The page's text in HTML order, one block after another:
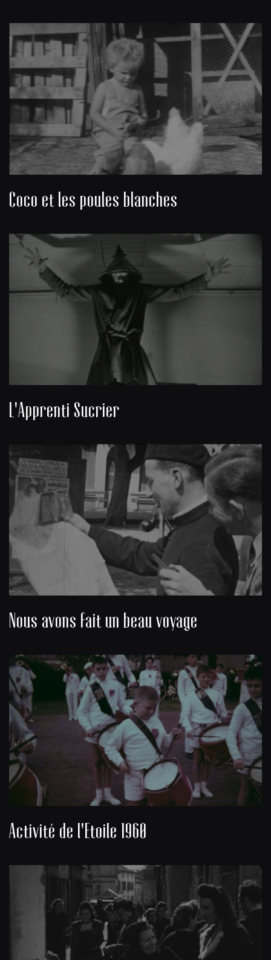
Coco et les poules blanches
L'Apprenti Sucrier
Nous avons fait un beau voyage
Activité de l'Etoile 1960